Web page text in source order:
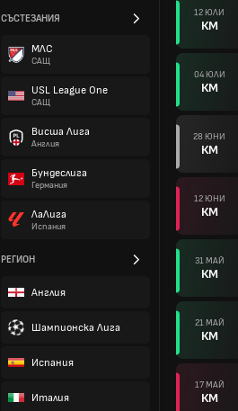
СЪСТЕЗАНИЯ
МЛС
САЩ
USL League One
САЩ
Висша Лига
Англия
Бундеслига
Германия
ЛаЛига
Испания
РЕГИОН
Англия
Шампионска Лига
Испания
Италия
12 ЮЛИ
КМ
04 ЮЛИ
КМ
28 ЮНИ
КМ
12 ЮНИ
КМ
31 МАЙ
КМ
21 МАЙ
КМ
17 МАЙ
КМ